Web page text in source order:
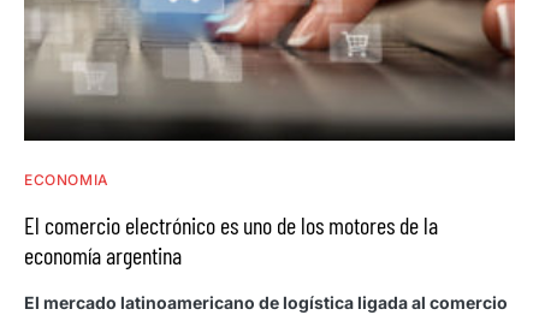
ECONOMIA
El comercio electrónico es uno de los motores de la
economía argentina
El mercado latinoamericano de logística ligada al comercio